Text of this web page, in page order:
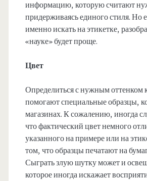
информацию, которую считают
придерживаясь единого стиля. Но
именно искать на этикетке,
«науке» будет проще.
Цвет
Определиться с нужным оттенком
помогают специальные образцы,
магазинах. К сожалению, иногда
что фактический цвет немного
указанного на примере или на
том, что образцы печатают на
Сыграть злую шутку может и
которое иногда искажает